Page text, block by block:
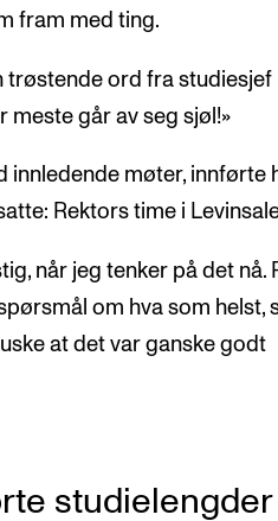
fram med ting.
trøstende ord fra studiesjef
meste går av seg sjøl!»
innledende møter, innførte
Rektors time i
når jeg tenker på det nå.
om hva som helst,
at det var ganske godt
studielengder